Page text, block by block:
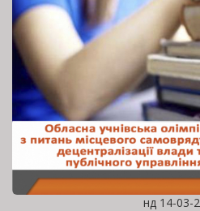
нд 14-03-